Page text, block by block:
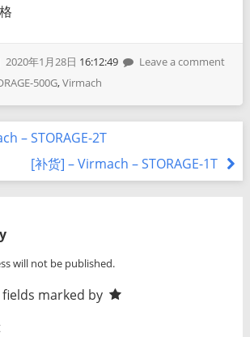
2020年1月28日 16:12:49
Leave a comment
500G,Virmach
– STORAGE-2T
[补货] – Virmach – STORAGE-1T
will not be published.
marked by